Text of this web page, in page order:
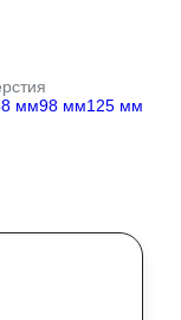
мм98 мм125 мм